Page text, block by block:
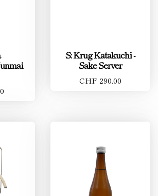
S: Krug Katakuchi -
Sake Server
CHF 290.00